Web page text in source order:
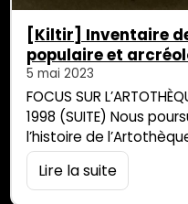
[Kiltir] Inventaire
populaire et
5 mai 2023
FOCUS SUR
1998 (SUITE) Nous
l’histoire de
soutien de la création
territoire. Dans le
années 90 où le
Lire la suite